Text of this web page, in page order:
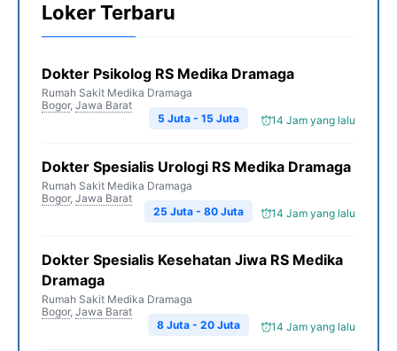
Loker Terbaru
Dokter Psikolog RS Medika Dramaga
Rumah Sakit Medika Dramaga
Bogor, Jawa Barat
14 Jam yang lalu
5 Juta - 15 Juta
Dokter Spesialis Urologi RS Medika Dramaga
Rumah Sakit Medika Dramaga
Bogor, Jawa Barat
14 Jam yang lalu
25 Juta - 80 Juta
Dokter Spesialis Kesehatan Jiwa RS Medika
Dramaga
Rumah Sakit Medika Dramaga
Bogor, Jawa Barat
14 Jam yang lalu
8 Juta - 20 Juta